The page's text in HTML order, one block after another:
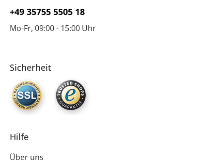
+49 35755 5505 18
Mo-Fr, 09:00 - 15:00 Uhr
Sicherheit
Hilfe
Über uns